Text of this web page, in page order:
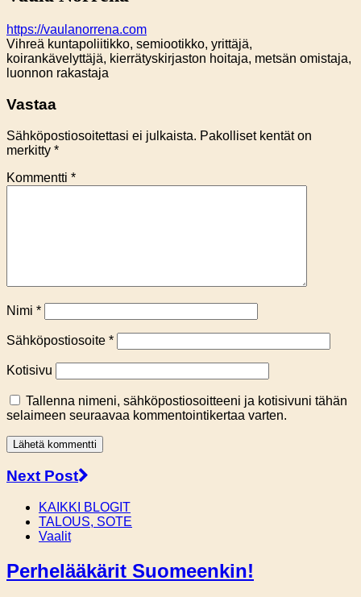
https://vaulanorrena.com
Vihreä kuntapoliitikko, semiootikko, yrittäjä,
koirankävelyttäjä, kierrätyskirjaston hoitaja, metsän omistaja,
luonnon rakastaja
Vastaa
Sähköpostiosoitettasi ei julkaista. Pakolliset kentät on
merkitty *
Kommentti *
Nimi *
Sähköpostiosoite *
Kotisivu
Tallenna nimeni, sähköpostiosoitteeni ja kotisivuni tähän
selaimeen seuraavaa kommentointikertaa varten.
Next Post
KAIKKI BLOGIT
TALOUS, SOTE
Vaalit
Perhelääkärit Suomeenkin!